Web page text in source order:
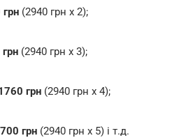
(2940 грн х 2);
(2940 грн х 3);
грн (2940 грн х 4);
грн (2940 грн х 5) і т.д.